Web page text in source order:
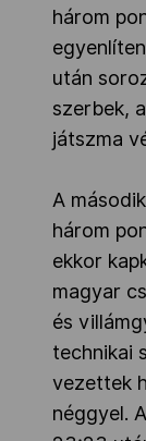
három
után
szerbek,
játszma
A
három
ekkor
magyar
és
technikai
vezettek
néggyel.